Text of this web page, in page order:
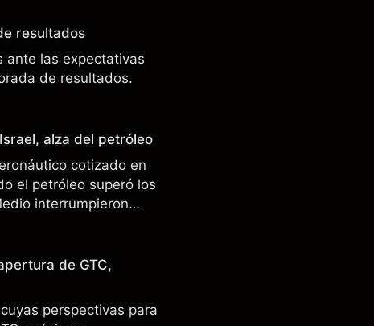
resultados
ante las expectativas
de resultados.
alza del petróleo
cotizado en
el petróleo superó los
interrumpieron
de resultados
de GTC,
perspectivas para